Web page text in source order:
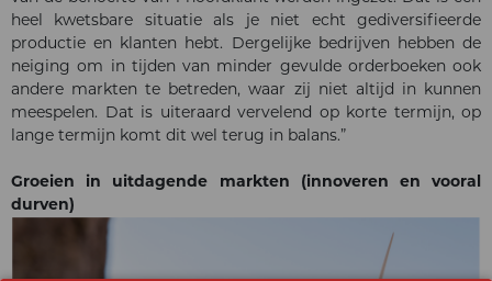
heel kwetsbare situatie als je niet echt gediversifieerde
productie en klanten hebt. Dergelijke bedrijven hebben de
neiging om in tijden van minder gevulde orderboeken ook
andere markten te betreden, waar zij niet altijd in kunnen
meespelen. Dat is uiteraard vervelend op korte termijn, op
lange termijn komt dit wel terug in balans.”
Groeien in uitdagende markten (innoveren en vooral
durven)